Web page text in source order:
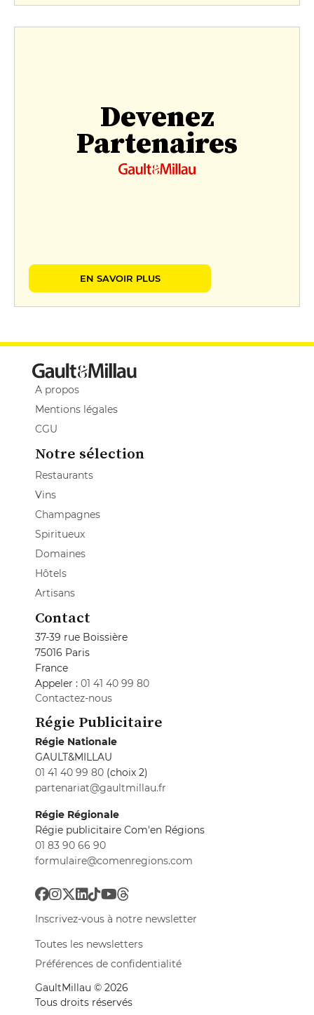
Devenez
Partenaires
EN SAVOIR PLUS
A propos
Mentions légales
CGU
Notre sélection
Restaurants
Vins
Champagnes
Spiritueux
Domaines
Hôtels
Artisans
Contact
37-39 rue Boissière
75016 Paris
France
Appeler : 01 41 40 99 80
Contactez-nous
Régie Publicitaire
Régie Nationale
GAULT&MILLAU
01 41 40 99 80 (choix 2)
partenariat@gaultmillau.fr
Régie Régionale
Régie publicitaire Com'en Régions
01 83 90 66 90
formulaire@comenregions.com
Inscrivez-vous à notre newsletter
Toutes les newsletters
Préférences de confidentialité
GaultMillau © 2026
Tous droits réservés